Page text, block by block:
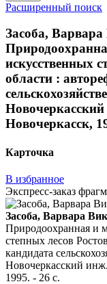
Расширенный поиск
Засоба,
искусственных
области :
Новочеркасск,
Карточка
В избранное
Экспресс-заказ
Засоба, Варвара
Природоохранная и
степных лесов
кандидата
Новочеркасский
1995. - 26 с.